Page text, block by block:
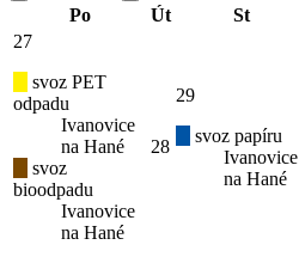
Po
Út St
27
svoz PET
odpadu
Ivanovice
na Hané
svoz
bioodpadu
Ivanovice
na Hané
28
29
svoz papíru
Ivanovice
na Hané